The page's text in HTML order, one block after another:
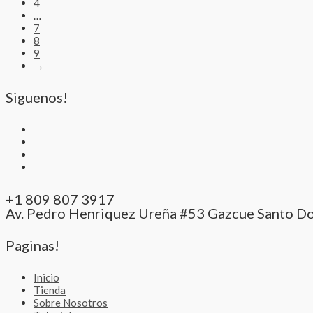
4
…
7
8
9
→
Siguenos!
+1 809 807 3917
Av. Pedro Henriquez Ureña #53 Gazcue Santo
Paginas!
Inicio
Tienda
Sobre Nosotros